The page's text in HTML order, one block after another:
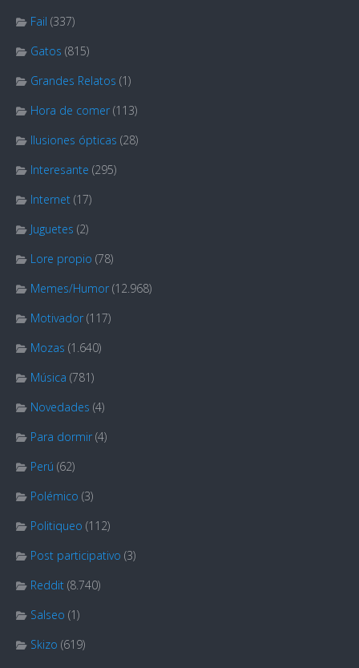
Fail (337)
Gatos (815)
Grandes Relatos (1)
Hora de comer (113)
Ilusiones ópticas (28)
Interesante (295)
Internet (17)
Juguetes (2)
Lore propio (78)
Memes/Humor (12.968)
Motivador (117)
Mozas (1.640)
Música (781)
Novedades (4)
Para dormir (4)
Perú (62)
Polémico (3)
Politiqueo (112)
Post participativo (3)
Reddit (8.740)
Salseo (1)
Skizo (619)